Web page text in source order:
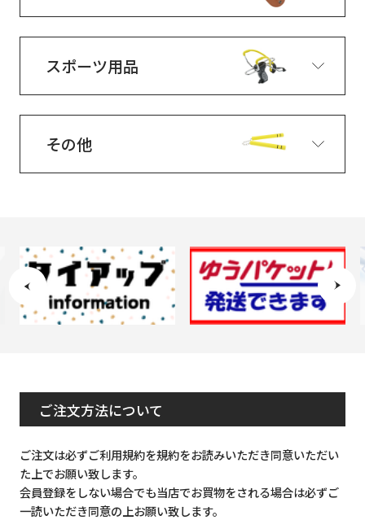
スポーツ用品
その他
ご注文方法について
ご注文は必ずご利用規約を規約をお読みいただき同意いただい
た上でお願い致します。
会員登録をしない場合でも当店でお買物をされる場合は必ずご
一読いただき同意の上お願い致します。